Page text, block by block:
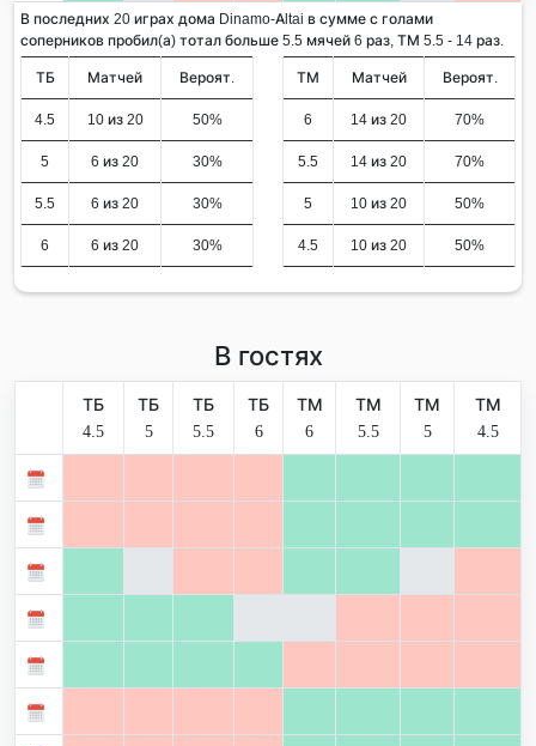
В последних 20 играх дома Dinamo-Altai в сумме с голами
соперников пробил(а) тотал больше 5.5 мячей 6 раз, ТМ 5.5 - 14 раз.
ТБ Матчей Вероят.
4.5 10 из 20 50%
5 6 из 20 30%
5.5 6 из 20 30%
6 6 из 20 30%
ТМ Матчей Вероят.
6 14 из 20 70%
5.5 14 из 20 70%
5 10 из 20 50%
4.5 10 из 20 50%
В гостях
ТБ
4.5
ТБ
5
ТБ
5.5
ТБ
6
ТМ
6
ТМ
5.5
ТМ
5
ТМ
4.5